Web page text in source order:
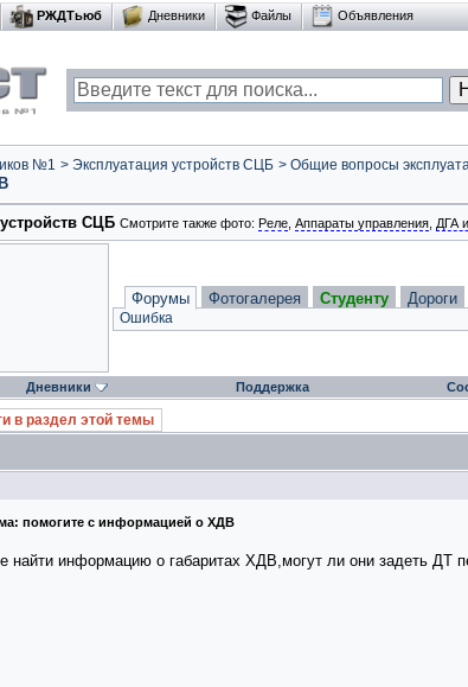
РЖДТьюб Дневники Файлы Объявления
№1 > Эксплуатация устройств СЦБ > Общие вопросы
СЦБ Смотрите также фото: Реле Аппараты управления ДГА
Форумы Фотогалерея Студенту Дороги
Ошибка
Дневники Поддержка
в раздел этой темы
помогите с информацией о ХДВ
найти информацию о габаритах ХДВ,могут ли они задеть ДТ